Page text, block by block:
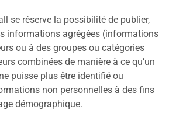
se réserve la possibilité de publier,
informations agrégées (informations
ou à des groupes ou catégories
combinées de manière à ce qu’un
puisse plus être identifié ou
non personnelles à des fins
démographique.